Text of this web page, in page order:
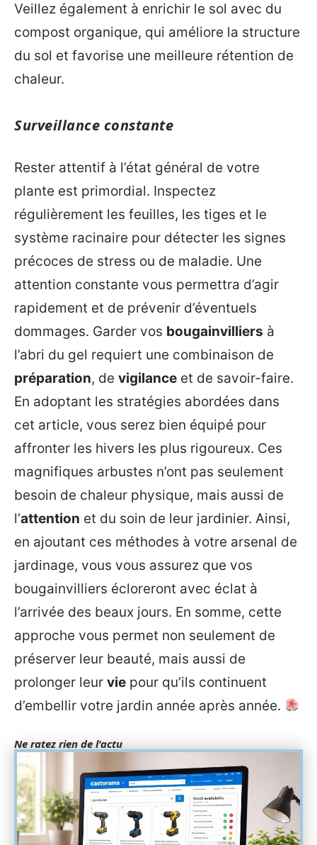
Veillez également à enrichir le sol avec du
compost organique, qui améliore la structure
du sol et favorise une meilleure rétention de
chaleur.
Surveillance constante
Rester attentif à l’état général de votre
plante est primordial. Inspectez
régulièrement les feuilles, les tiges et le
système racinaire pour détecter les signes
précoces de stress ou de maladie. Une
attention constante vous permettra d’agir
rapidement et de prévenir d’éventuels
dommages. Garder vos bougainvilliers à
l’abri du gel requiert une combinaison de
préparation, de vigilance et de savoir-faire.
En adoptant les stratégies abordées dans
cet article, vous serez bien équipé pour
affronter les hivers les plus rigoureux. Ces
magnifiques arbustes n’ont pas seulement
besoin de chaleur physique, mais aussi de
l’attention et du soin de leur jardinier. Ainsi,
en ajoutant ces méthodes à votre arsenal de
jardinage, vous vous assurez que vos
bougainvilliers écloreront avec éclat à
l’arrivée des beaux jours. En somme, cette
approche vous permet non seulement de
préserver leur beauté, mais aussi de
prolonger leur vie pour qu’ils continuent
d’embellir votre jardin année après année.
Ne ratez rien de l'actu